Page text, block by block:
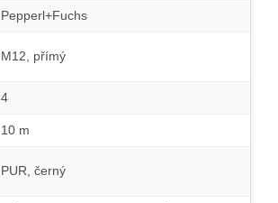
Pepperl+Fuchs
M12, přímý
4
10 m
PUR, černý